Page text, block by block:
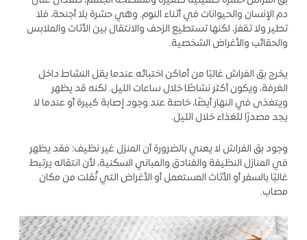
دم الإنسان والحيوانات في أثناء النوم. وهي حشرة بلا أجنحة، فلا
تطير ولا تقفز، لكنها تستطيع الزحف والانتقال بين الأثاث والملابس
والحقائب والأغراض الشخصية.
يخرج بق الفراش غالبًا من أماكن اختبائه عندما يقل النشاط داخل
الغرفة، ويكون أكثر نشاطًا خلال ساعات الليل. لكنه قد يظهر
ويتغذى في النهار أيضًا، خاصة عند وجود إصابة كبيرة أو عندما لا
يجد مصدرًا للغذاء خلال الليل.
وجود بق الفراش لا يعني بالضرورة أن المنزل غير نظيف؛ فقد يظهر
في المنازل النظيفة والفنادق والمباني السكنية، لأن انتقاله يرتبط
غالبًا بالسفر أو الأثاث المستعمل أو الأغراض التي نُقلت من مكان
مصاب.